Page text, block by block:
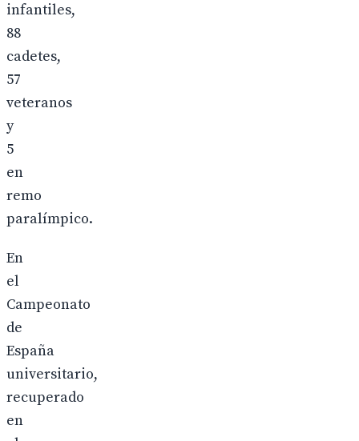
infantiles,
88
cadetes,
57
veteranos
y
5
en
remo
paralímpico.
En
el
Campeonato
de
España
universitario,
recuperado
en